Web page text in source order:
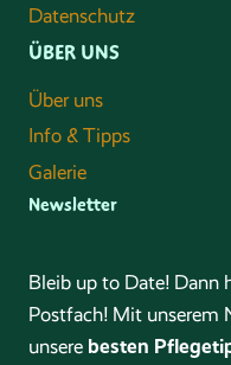
Datenschutz
ÜBER UNS
Über uns
Info & Tipps
Galerie
Newsletter
Bleib up to Date! Dann
Postfach! Mit unserem
unsere besten